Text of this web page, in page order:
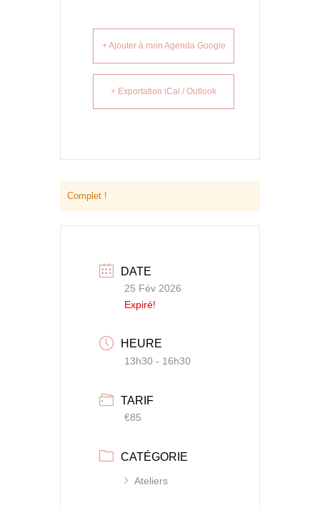
+ Ajouter à mon Agenda Google
+ Exportation iCal / Outlook
Complet !
DATE
25 Fév 2026
Expiré!
HEURE
13h30 - 16h30
TARIF
€85
CATÉGORIE
Ateliers